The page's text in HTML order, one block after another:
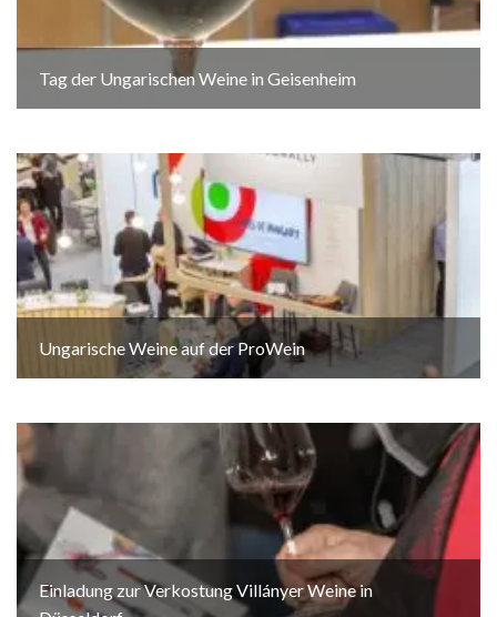
Tag der Ungarischen Weine in Geisenheim
Ungarische Weine auf der ProWein
Einladung zur Verkostung Villányer Weine in